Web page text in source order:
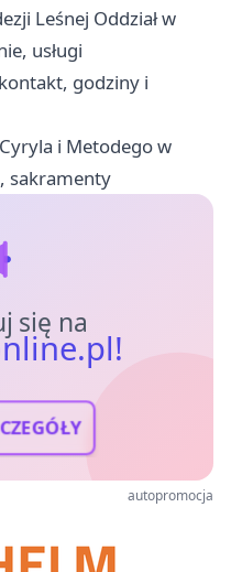
Leśnej Oddział w
usługi
godziny i
i Metodego w
sakramenty
się na
autopromocja